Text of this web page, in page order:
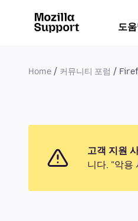
도
Home 커뮤니티 포럼
고객 지원
니다. "악용